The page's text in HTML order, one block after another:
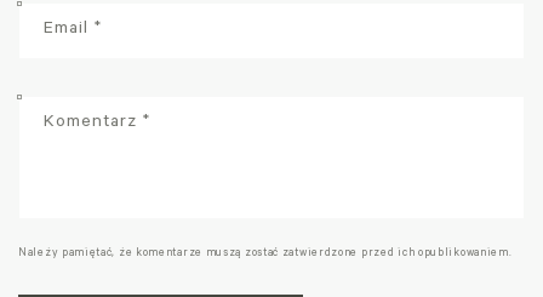
Email *
Komentarz *
Należy pamiętać, że komentarze muszą zostać zatwierdzone przed ich opublikowaniem.